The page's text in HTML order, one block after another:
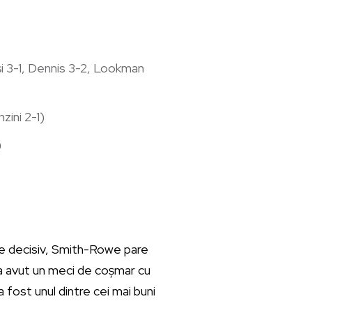
3-1, Dennis 3-2, Lookman
2-1)
decisiv, Smith-Rowe pare
avut un meci de coșmar cu
unul dintre cei mai buni